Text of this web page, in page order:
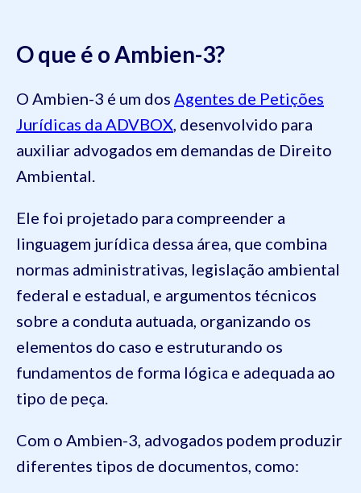
O que é o Ambien-3?
O Ambien-3 é um dos Agentes de Petições
Jurídicas da ADVBOX, desenvolvido para
auxiliar advogados em demandas de Direito
Ambiental.
Ele foi projetado para compreender a
linguagem jurídica dessa área, que combina
normas administrativas, legislação ambiental
federal e estadual, e argumentos técnicos
sobre a conduta autuada, organizando os
elementos do caso e estruturando os
fundamentos de forma lógica e adequada ao
tipo de peça.
Com o Ambien-3, advogados podem produzir
diferentes tipos de documentos, como: